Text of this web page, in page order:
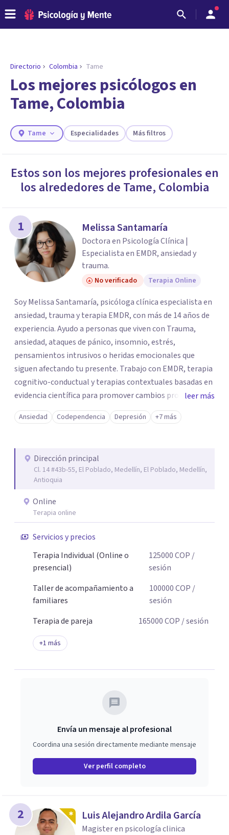
ENCONTRAR MI TERAPEUTA
¿Necesitas ayuda para encontrar el
psicólogo adecuado?
Responde a unas breves preguntas y te ofreceremos
necesidades.
Directorio Colombia Tame
Los mejores psicólogos en
Tame, Colombia
Tame Especialidades Más filtros
Estos son los mejores profesionales en
los alrededores de Tame, Colombia
1 Melissa Santamaría
Doctora en Psicología Clínica |
Especialista en EMDR, ansiedad y
trauma.
No verificado Terapia Online
Soy Melissa Santamaría, psicóloga clínica especialista en
ansiedad, trauma y terapia EMDR, con más de 14 años de
experiencia. Ayudo a personas que viven con Trauma,
ansiedad, ataques de pánico, insomnio, estrés,
pensamientos intrusivos o heridas emocionales que
siguen afectando tu presente. Trabajo con EMDR, terapia
cognitivo-conductual y terapias contextuales basadas en
evidencia científica para promover cambios profundos y
duraderos. Atiendo adultos, adolescentes, parejas y
familias de forma presencial en Medellín y online, en un
leer más
Ansiedad Codependencia Depresión +7 más
Dirección principal
Cl. 14 #43b-55, El Poblado, Medellín, El Poblado, Medellín,
Antioquia
Online
Terapia online
Servicios y precios
Terapia Individual (Online o
presencial)
125000COP /
sesión
Taller de acompañamiento a
familiares
100000COP /
sesión
Terapia de pareja
165000COP / sesión
+1 más
Envía un mensaje al profesional
Coordina una sesión directamente mediante mensaje
Ver perfil completo
2 Luis Alejandro Ardila García
Magister en psicología clinica